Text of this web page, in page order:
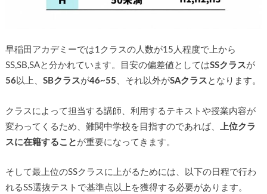
早稲田アカデミーでは1クラスの人数が15人程度で上から
SS,SB,SAと分かれています。目安の偏差値としてはSSクラスが
56以上、 SBクラスが46~55 、それ以外がSAクラス となります。
クラスによって担当する講師、利用するテキストや授業内容が
変わってくるため、難関中学校を目指すのであれば、
上位クラ
スに在籍すること が重要になってきます。
そして最上位のSSクラスに上がるためには、以下の日程で行わ
れるSS選抜テストで基準点以上を獲得する必要があります。